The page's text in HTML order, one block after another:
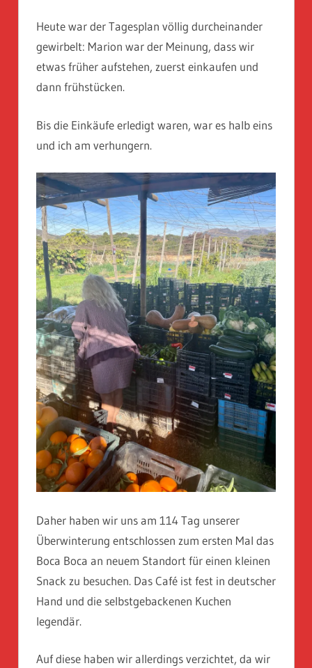
Heute war der Tagesplan völlig durcheinander
gewirbelt: Marion war der Meinung, dass wir
etwas früher aufstehen, zuerst einkaufen und
dann frühstücken.
Bis die Einkäufe erledigt waren, war es halb eins
und ich am verhungern.
Daher haben wir uns am 114 Tag unserer
Überwinterung entschlossen zum ersten Mal das
Boca Boca an neuem Standort für einen kleinen
Snack zu besuchen. Das Café ist fest in deutscher
Hand und die selbstgebackenen Kuchen
legendär.
Auf diese haben wir allerdings verzichtet, da wir